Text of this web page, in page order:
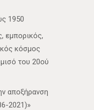
1950
εμπορικός,
κόσμος
του 20ού
αποξήρανση
2021)»